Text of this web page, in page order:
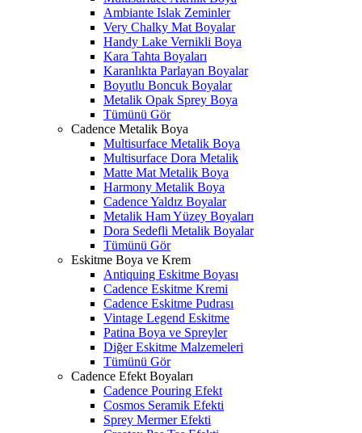
Ambiante Islak Zeminler
Very Chalky Mat Boyalar
Handy Lake Vernikli Boya
Kara Tahta Boyaları
Karanlıkta Parlayan Boyalar
Boyutlu Boncuk Boyalar
Metalik Opak Sprey Boya
Tümünü Gör
Cadence Metalik Boya
Multisurface Metalik Boya
Multisurface Dora Metalik
Matte Mat Metalik Boya
Harmony Metalik Boya
Cadence Yaldız Boyalar
Metalik Ham Yüzey Boyaları
Dora Sedefli Metalik Boyalar
Tümünü Gör
Eskitme Boya ve Krem
Antiquing Eskitme Boyası
Cadence Eskitme Kremi
Cadence Eskitme Pudrası
Vintage Legend Eskitme
Patina Boya ve Spreyler
Diğer Eskitme Malzemeleri
Tümünü Gör
Cadence Efekt Boyaları
Cadence Pouring Efekt
Cosmos Seramik Efekti
Sprey Mermer Efekti